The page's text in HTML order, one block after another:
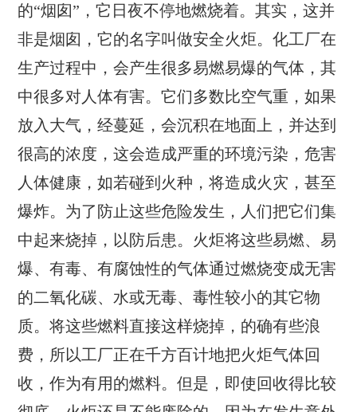
的“烟囱”，它日夜不停地燃烧着。其实，这并
非是烟囱，它的名字叫做安全火炬。化工厂在
生产过程中，会产生很多易燃易爆的气体，其
中很多对人体有害。它们多数比空气重，如果
放入大气，经蔓延，会沉积在地面上，并达到
很高的浓度，这会造成严重的环境污染，危害
人体健康，如若碰到火种，将造成火灾，甚至
爆炸。为了防止这些危险发生，人们把它们集
中起来烧掉，以防后患。火炬将这些易燃、易
爆、有毒、有腐蚀性的气体通过燃烧变成无害
的二氧化碳、水或无毒、毒性较小的其它物
质。将这些燃料直接这样烧掉，的确有些浪
费，所以工厂正在千方百计地把火炬气体回
收，作为有用的燃料。但是，即使回收得比较